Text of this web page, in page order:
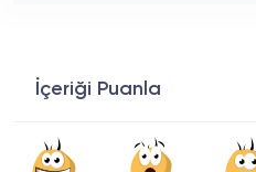
İçeriği Puanla